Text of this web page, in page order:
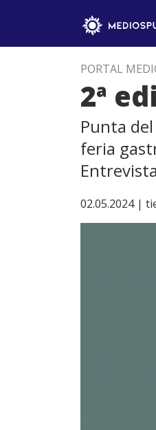
PORTAL
2ª
Punta
feria
02.05.2024 |